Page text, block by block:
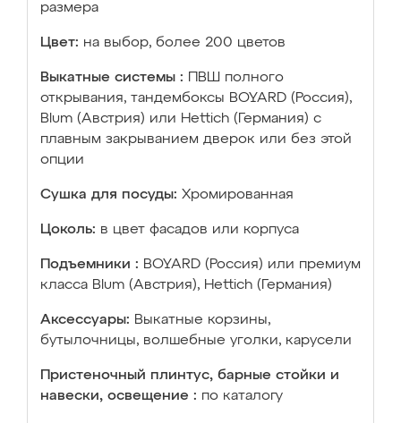
размера
Цвет: на выбор, более 200 цветов
Выкатные системы :
ПВШ полного
открывания, тандембоксы BOYARD (Россия),
Blum (Австрия) или Hettich (Германия) с
плавным закрыванием дверок или без этой
опции
Сушка для посуды: Хромированная
Цоколь: в цвет фасадов или корпуса
Подъемники : BOYARD (Россия) или премиум
класса Blum (Австрия), Hettich (Германия)
Аксессуары: Выкатные корзины,
бутылочницы, волшебные уголки, карусели
Пристеночный плинтус, барные стойки и
навески, освещение : по каталогу